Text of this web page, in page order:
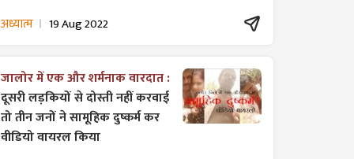
अध्यात्म 19 Aug 2022
जालोर में एक और शर्मनाक वारदात :
दूसरी लड़कियों से दोस्ती नहीं करवाई
तो तीन जनों ने सामूहिक दुष्कर्म कर
वीडियो वायरल किया